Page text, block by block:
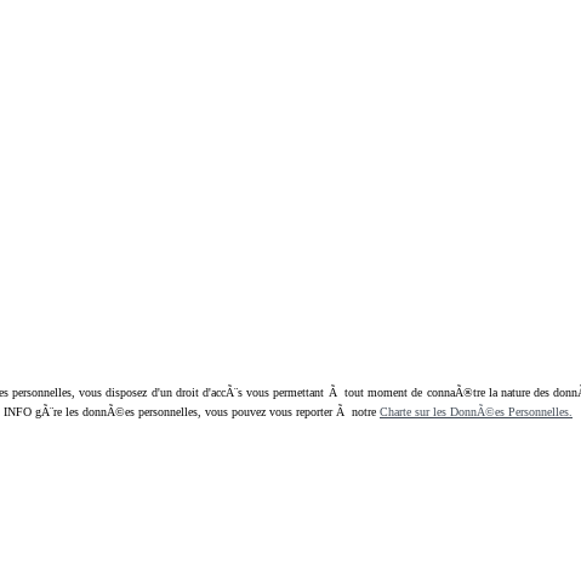
vous disposez d'un droit d'accÃ¨s vous permettant Ã tout moment de connaÃ®tre la nature des
gÃ¨re les donnÃ©es personnelles, vous pouvez vous reporter Ã notre Charte sur les DonnÃ©es Personnelles.